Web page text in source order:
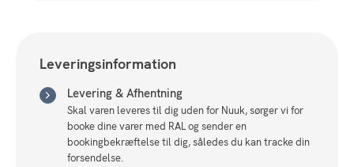
Leveringsinformation
Levering & Afhentning
Skal varen leveres til dig uden for Nuuk, sørger vi for
booke dine varer med RAL og sender en
bookingbekræftelse til dig, således du kan tracke din
forsendelse.